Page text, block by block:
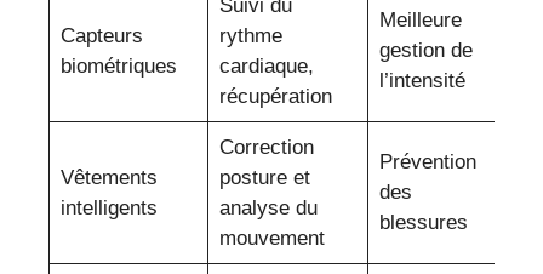
Capteurs
biométriques
Suivi du
rythme
cardiaque,
récupération
Meilleure
gestion de
l’intensité
Vêtements
intelligents
Correction
posture et
analyse du
mouvement
Prévention
des
blessures